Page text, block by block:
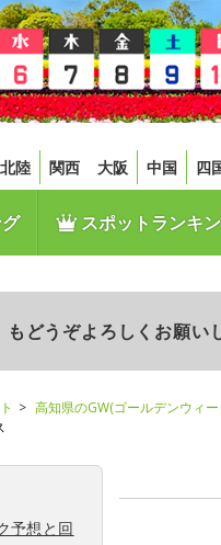
北陸 関西 大阪 中国 四
スポットランキ
どうぞよろしくお願い
高知県のGW(ゴールデンウィ
予想と回